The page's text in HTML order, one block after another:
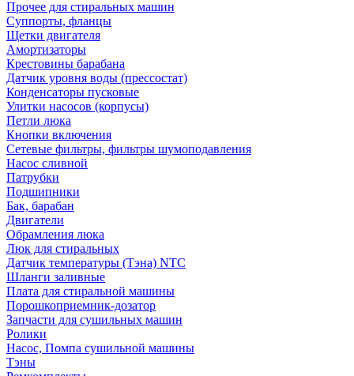
Прочее для стиральных машин
Суппорты, фланцы
Щетки двигателя
Амортизаторы
Крестовины барабана
Датчик уровня воды (прессостат)
Конденсаторы пусковые
Улитки насосов (корпусы)
Петли люка
Кнопки включения
Сетевые фильтры, фильтры шумоподавления
Насос сливной
Патрубки
Подшипники
Бак, барабан
Двигатели
Обрамления люка
Люк для стиральных
Датчик температуры (Тэна) NTC
Шланги заливные
Плата для стиральной машины
Порошкоприемник-дозатор
Запчасти для сушильных машин
Ролики
Насос, Помпа сушильной машины
Тэны